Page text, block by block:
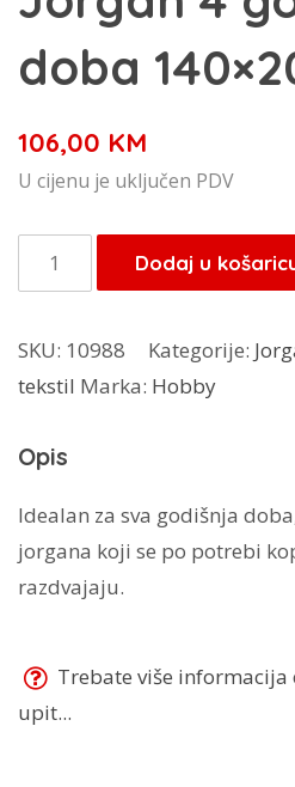
doba
106,00 KM
U cijenu je uključen PDV
Jorgan
4
doba
140x200
količina
Dodaj u
SKU: 10988 Kategorije:
tekstil Marka: Hobby
Opis
Idealan za sva godišnja
jorgana koji se po potrebi
razdvajaju.
Trebate više
upit...